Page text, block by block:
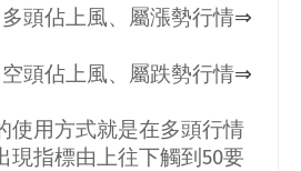
多頭佔上風、屬漲勢行情⇒
空頭佔上風、屬跌勢行情⇒
使用方式就是在多頭行情
現指標由上往下觸到50要